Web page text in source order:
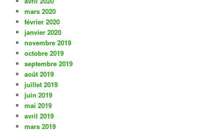
mars 2020
février 2020
janvier 2020
novembre 2019
octobre 2019
septembre 2019
août 2019
juillet 2019
juin 2019
mai 2019
avril 2019
mars 2019